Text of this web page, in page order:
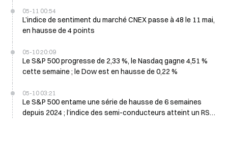
05-11 00:54
L’indice de sentiment du marché CNEX passe à 48 le 11 mai,
en hausse de 4 points
05-10 20:09
Le S&P 500 progresse de 2,33 %, le Nasdaq gagne 4,51 %
cette semaine ; le Dow est en hausse de 0,22 %
05-10 03:21
Le S&P 500 entame une série de hausse de 6 semaines
depuis 2024 ; l’indice des semi-conducteurs atteint un RSI